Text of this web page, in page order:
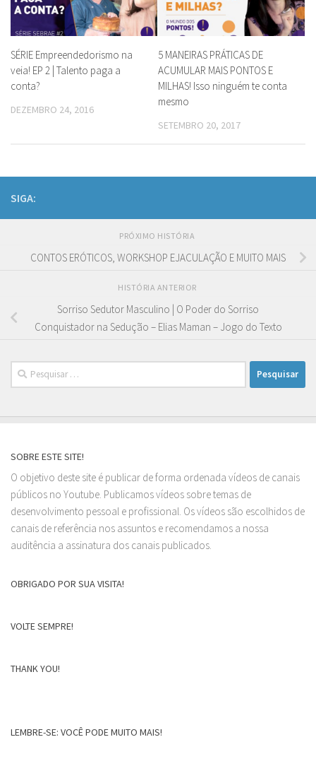
SÉRIE Empreendedorismo na
veia! EP 2 | Talento paga a
conta?
DEZEMBRO 24, 2016
5 MANEIRAS PRÁTICAS DE
ACUMULAR MAIS PONTOS E
MILHAS! Isso ninguém te conta
mesmo
SETEMBRO 20, 2017
SIGA:
PRÓXIMO HISTÓRIA
CONTOS ERÓTICOS, WORKSHOP EJACULAÇÃO E MUITO MAIS
HISTÓRIA ANTERIOR
Sorriso Sedutor Masculino | O Poder do Sorriso
Conquistador na Sedução – Elias Maman – Jogo do Texto
Pesquisar
por:
SOBRE ESTE SITE!
O objetivo deste site é publicar de forma ordenada vídeos de canais
públicos no Youtube. Publicamos vídeos sobre temas de
desenvolvimento pessoal e profissional. Os vídeos são escolhidos de
canais de referência nos assuntos e recomendamos a nossa
auditência a assinatura dos canais publicados.
OBRIGADO POR SUA VISITA!
VOLTE SEMPRE!
THANK YOU!
LEMBRE-SE: VOCÊ PODE MUITO MAIS!